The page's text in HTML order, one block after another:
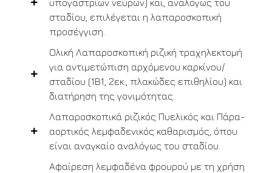
υπογαστρίων νεύρων) και, αναλόγως του
σταδίου, επιλέγεται η λαπαροσκοπική
προσέγγιση.
Ολική Λαπαροσκοπική ριζική τραχηλεκτομή
για αντιμετώπιση αρχόμενου καρκίνου/
σταδίου (1Β1, 2εκ., πλακώδες επιθηλίου) και
διατήρηση της γονιμότητας.
Λαπαροσκοπικά ριζικός Πυελικός και Πάρα-
αορτικός λεμφαδενικός καθαρισμός, όπου
είναι αναγκαίο αναλόγως του σταδίου.
Αφαίρεση λεμφαδένα φρουρού με τη χρήση